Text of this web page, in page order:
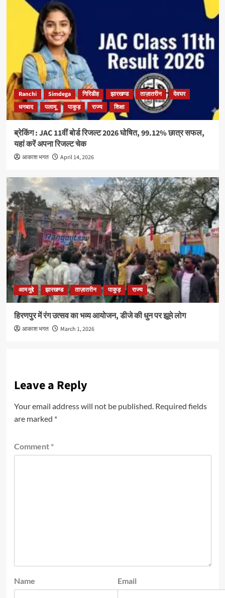
Ranchi Simdega गिरिडीह झारखण्ड ताज़ातरीन
देवघर
धनबाद
पलामू पाकुड़ राज्य शिक्षा
ब्रेकिंग : JAC 11वीं बोर्ड रिजल्ट 2026 घोषित, 99.12% छात्र सफल,
यहां करें अपना रिजल्ट चेक
आकाश भगत April 14, 2026
आम मुद्दे झारखण्ड ताज़ातरीन पाकुड़ राज्य
हिरणपुर में रंग उत्सव का भव्य आयोजन, डीजे की धुन पर झूमे लोग
आकाश भगत March 1, 2026
Leave a Reply
Your email address will not be published. Required fields
are marked *
Comment *
Name Email